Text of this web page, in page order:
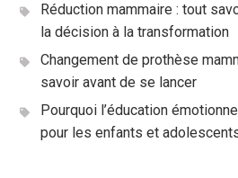
Réduction mammaire : tout
la décision à la transformation
Changement de prothèse
savoir avant de se lancer
Pourquoi l’éducation
pour les enfants et